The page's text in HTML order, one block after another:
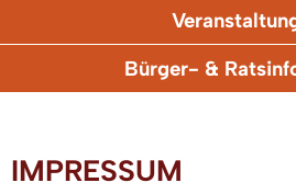
Bürger- &
IMPRESSUM